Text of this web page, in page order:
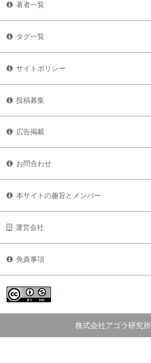
著者一覧
タグ一覧
サイトポリシー
投稿募集
広告掲載
お問合わせ
本サイトの趣旨とメンバー
運営会社
免責事項
株式会社アゴラ研究所